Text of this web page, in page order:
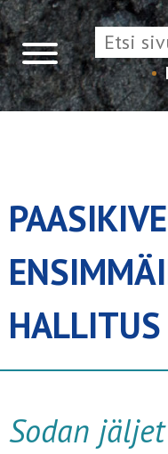
HALLITUS
Sodan